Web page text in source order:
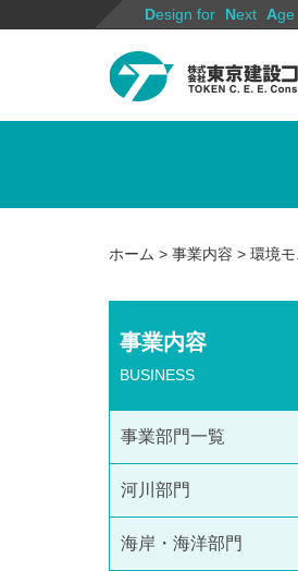
Design for Next Age
ホーム > 事業内容 > 環境
事業内容
BUSINESS
事業部門一覧
河川部門
海岸・海洋部門